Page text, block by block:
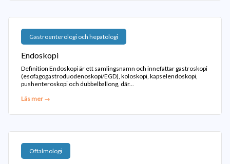
Gastroenterologi och hepatologi
Endoskopi
Definition Endoskopi är ett samlingsnamn och innefattar gastroskopi
(esofagogastroduodenoskopi/EGD), koloskopi, kapselendoskopi,
pushenteroskopi och dubbelballong, där...
Läs mer →
Oftalmologi